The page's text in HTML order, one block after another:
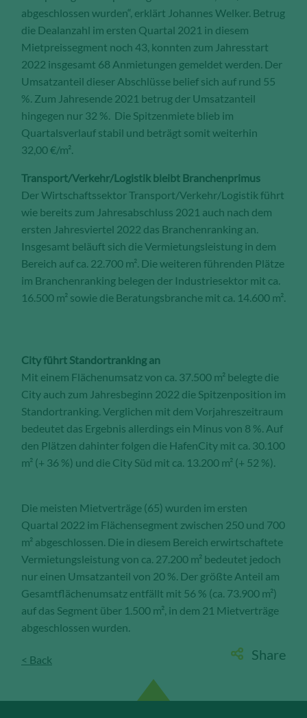
abgeschlossen wurden“, erklärt Johannes Welker. Betrug
die Dealanzahl im ersten Quartal 2021 in diesem
Mietpreissegment noch 43, konnten zum Jahresstart
2022 insgesamt 68 Anmietungen gemeldet werden. Der
Umsatzanteil dieser Abschlüsse belief sich auf rund 55
%. Zum Jahresende 2021 betrug der Umsatzanteil
hingegen nur 32 %. Die Spitzenmiete blieb im
Quartalsverlauf stabil und beträgt somit weiterhin
32,00 €/m².
Transport/Verkehr/Logistik bleibt Branchenprimus
Der Wirtschaftssektor Transport/Verkehr/Logistik führt
wie bereits zum Jahresabschluss 2021 auch nach dem
ersten Jahresviertel 2022 das Branchenranking an.
Insgesamt beläuft sich die Vermietungsleistung in dem
Bereich auf ca. 22.700 m². Die weiteren führenden Plätze
im Branchenranking belegen der Industriesektor mit ca.
16.500 m² sowie die Beratungsbranche mit ca. 14.600 m².
City führt Standortranking an
Mit einem Flächenumsatz von ca. 37.500 m² belegte die
City auch zum Jahresbeginn 2022 die Spitzenposition im
Standortranking. Verglichen mit dem Vorjahreszeitraum
bedeutet das Ergebnis allerdings ein Minus von 8 %. Auf
den Plätzen dahinter folgen die HafenCity mit ca. 30.100
m² (+ 36 %) und die City Süd mit ca. 13.200 m² (+ 52 %).
Die meisten Mietverträge (65) wurden im ersten
Quartal 2022 im Flächensegment zwischen 250 und 700
m² abgeschlossen. Die in diesem Bereich erwirtschaftete
Vermietungsleistung von ca. 27.200 m² bedeutet jedoch
nur einen Umsatzanteil von 20 %. Der größte Anteil am
Gesamtflächenumsatz entfällt mit 56 % (ca. 73.900 m²)
auf das Segment über 1.500 m², in dem 21 Mietverträge
abgeschlossen wurden.
Share
< Back